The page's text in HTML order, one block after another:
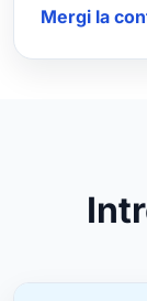
Mergi la